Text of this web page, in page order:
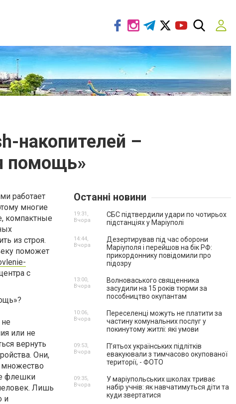
накопителей –
помощь»
работает
многие
компактные
из строя.
поможет
с
или не
вернуть
Они,
множество
флешки
Лишь
и
Останні новини
СБС підтвердили удари по чотирьох
підстанціях у Маріуполі
19:31,
Вчора
Дезертирував під час оборони
Маріуполя і перейшов на бік РФ:
прикордоннику повідомили про
підозру
14:44,
Вчора
Волноваського священника
засудили на 15 років тюрми за
пособництво окупантам
13:00,
Вчора
Переселенці можуть не платити за
частину комунальних послуг у
покинутому житлі: які умови
10:06,
Вчора
П’ятьох українських підлітків
евакуювали з тимчасово окупованої
території, - ФОТО
09:53,
Вчора
У маріупольських школах триває
набір учнів: як навчатимуться діти та
куди звертатися
09:35,
Вчора